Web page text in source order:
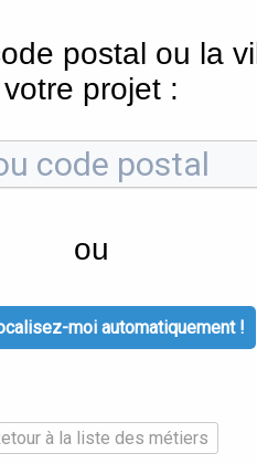
postal ou la
votre projet :
ou
moi automatiquement !
à la liste des métiers